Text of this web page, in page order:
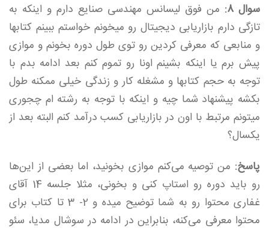
سوال 8:
من فوق لیسانس مهندسی صنایع دارم و اینکه به
تازگی دارم بازاریابی دیجیتال رو میخونم خواستم ببینم کتابها
و منابعی که معرفی کردین رو توی طول دوره بخونم و موازی
پیش برم یا اینکه بشینم اونا رو تموم کنم بعد ادامه بدم با
توجه به حجم کتابها و مشغله کار و زندگی خیلی ممکنه طول
بکشه پیشنهاد شما چیه و اینکه با توجه به رشته ام چجوری
میتونم مرتبط با اون در بازاریابی کسب درآمد کنم البته بعد از
یکسال؟
پاسخ: من توصیه می‌کنم موازی بخونید، اما بعضی از این‌ها
رو باید دوره رو استاپ کنی و بخونی، مثلا جلسه 14 آقای
غفاری محتوا رو به شما توضیح میده و 2- 3 تا کتاب برای
محتوا معرفی می‌کنه، بنابراین در ادامه در سوشال مدیا، سئو